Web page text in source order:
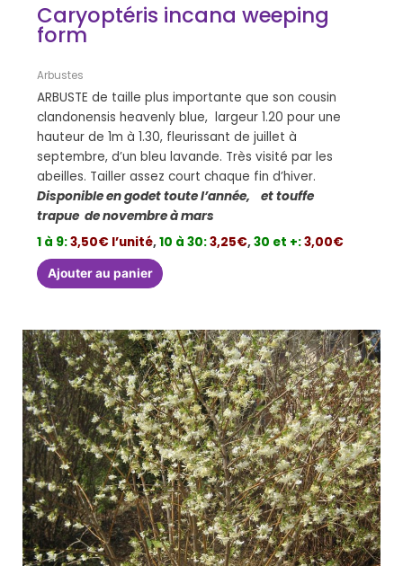
Caryoptéris incana weeping
form
Arbustes
ARBUSTE de taille plus importante que son cousin
clandonensis heavenly blue, largeur 1.20 pour une
hauteur de 1m à 1.30, fleurissant de juillet à
septembre, d’un bleu lavande. Très visité par les
abeilles. Tailler assez court chaque fin d’hiver.
Disponible en godet toute l’année, et touffe
trapue de novembre à mars
1 à 9:3,50€ l’unité,10 à 30:3,25€,30 et +:3,00€
Ajouter au panier